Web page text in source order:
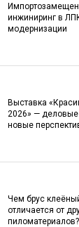
инжиниринг в
модернизации
Выставка
2026» —
новые
Чем брус
отличается от
пиломатериалов?